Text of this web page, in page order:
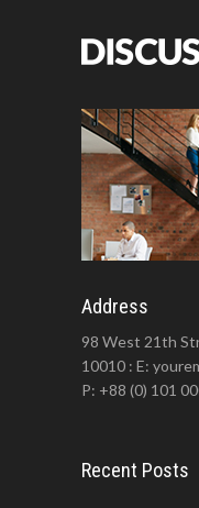
Address
98 West 21th
10010 : E:
P: +88 (0) 101
Recent Posts